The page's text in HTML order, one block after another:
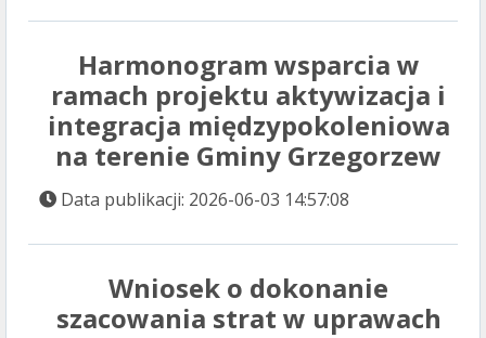
Harmonogram wsparcia w
ramach projektu aktywizacja i
integracja międzypokoleniowa
na terenie Gminy Grzegorzew
Data publikacji: 2026-06-03 14:57:08
Wniosek o dokonanie
szacowania strat w uprawach